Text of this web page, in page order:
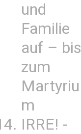
und
Familie
auf – bis
zum
Martyriu
m
IRRE! -